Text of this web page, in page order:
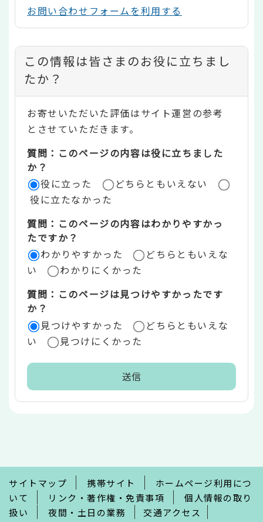
お問い合わせフォームを利用する
コ
ン
テ
ン
ツ
評
価
リ
ア
この情報は皆さまのお役に立ちまし
たか？
お寄せいただいた評価はサイト運営の参考
とさせていただきます。
質問：このページの内容は役に立ちました
か？
役に立った
どちらともいえない
役に立たなかった
質問：このページの内容はわかりやすかっ
たですか？
わかりやすかった
どちらともいえな
い
わかりにくかった
質問：このページは見つけやすかったです
か？
見つけやすかった
どちらともいえな
い
見つけにくかった
で
サイトマップ 携帯サイト
ホームページ利用につ
いて
リンク・著作権・免責事項
個人情報の取り
扱い
夜間・土日の業務 交通アクセス